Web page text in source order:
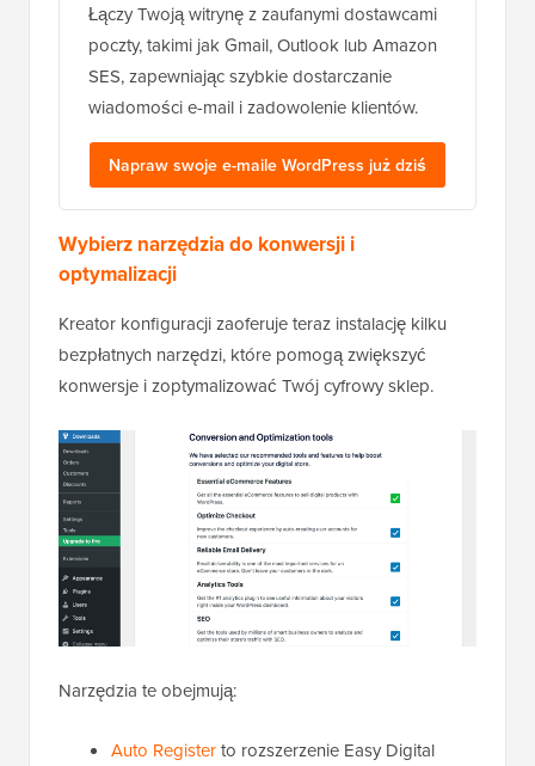
Łączy Twoją witrynę z zaufanymi dostawcami
poczty, takimi jak Gmail, Outlook lub Amazon
SES, zapewniając szybkie dostarczanie
wiadomości e-mail i zadowolenie klientów.
Napraw swoje e-maile WordPress już dziś
Wybierz narzędzia do konwersji i
optymalizacji
Kreator konfiguracji zaoferuje teraz instalację kilku
bezpłatnych narzędzi, które pomogą zwiększyć
konwersje i zoptymalizować Twój cyfrowy sklep.
Narzędzia te obejmują:
Auto Registerto rozszerzenie Easy Digital